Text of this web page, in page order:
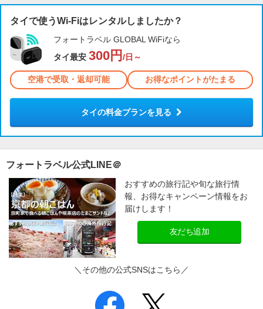
タイで使うWi-Fiはレンタルしましたか？
フォートラベル GLOBAL WiFiなら
タイ最安 300円 /日～
空港で受取・返却可能 お得なポイントがたまる
タイの料金プランを見る
フォートラベル公式LINE＠
おすすめの旅行記や旬な旅行情
報、お得なキャンペーン情報をお
届けします！
友だち追加
＼その他の公式SNSはこちら／